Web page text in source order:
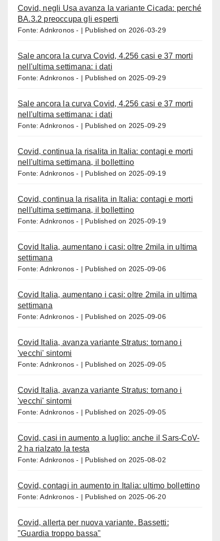
Covid, negli Usa avanza la variante Cicada: perché
BA.3.2 preoccupa gli esperti
Fonte: Adnkronos - Published on 2026-03-29
Sale ancora la curva Covid, 4.256 casi e 37 morti
nell'ultima settimana: i dati
Fonte: Adnkronos - Published on 2025-09-29
Sale ancora la curva Covid, 4.256 casi e 37 morti
nell'ultima settimana: i dati
Fonte: Adnkronos - Published on 2025-09-29
Covid, continua la risalita in Italia: contagi e morti
nell'ultima settimana, il bollettino
Fonte: Adnkronos - Published on 2025-09-19
Covid, continua la risalita in Italia: contagi e morti
nell'ultima settimana, il bollettino
Fonte: Adnkronos - Published on 2025-09-19
Covid Italia, aumentano i casi: oltre 2mila in ultima
settimana
Fonte: Adnkronos - Published on 2025-09-06
Covid Italia, aumentano i casi: oltre 2mila in ultima
settimana
Fonte: Adnkronos - Published on 2025-09-06
Covid Italia, avanza variante Stratus: tornano i
'vecchi' sintomi
Fonte: Adnkronos - Published on 2025-09-05
Covid Italia, avanza variante Stratus: tornano i
'vecchi' sintomi
Fonte: Adnkronos - Published on 2025-09-05
Covid, casi in aumento a luglio: anche il Sars-CoV-
2 ha rialzato la testa
Fonte: Adnkronos - Published on 2025-08-02
Covid, contagi in aumento in Italia: ultimo bollettino
Fonte: Adnkronos - Published on 2025-06-20
Covid, allerta per nuova variante. Bassetti:
"Guardia troppo bassa"